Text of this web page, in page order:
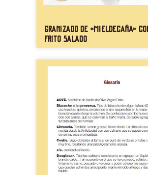
Granizado de «mieldecaña»
frito salado